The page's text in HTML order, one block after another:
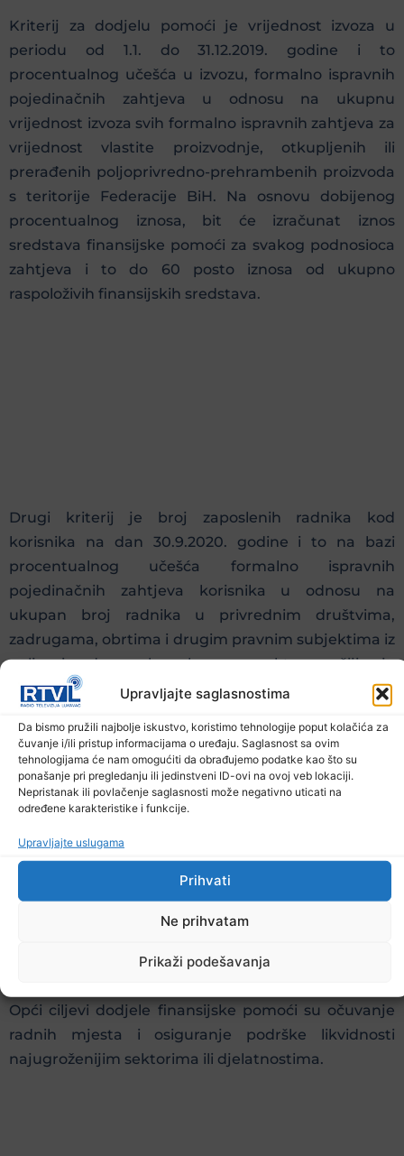
Upravljajte saglasnostima
Da bismo pružili najbolje iskustvo, koristimo tehnologije poput kolačića za
čuvanje i/ili pristup informacijama o uređaju. Saglasnost sa ovim
tehnologijama će nam omogućiti da obrađujemo podatke kao što su
ponašanje pri pregledanju ili jedinstveni ID-ovi na ovoj veb lokaciji.
Nepristanak ili povlačenje saglasnosti može negativno uticati na
određene karakteristike i funkcije.
Upravljajte uslugama
Prihvati
Ne prihvatam
Prikaži podešavanja
Kriterij za dodjelu pomoći je vrijednost izvoza u
periodu od 1.1. do 31.12.2019. godine i to
procentualnog učešća u izvozu, formalno ispravnih
pojedinačnih zahtjeva u odnosu na ukupnu
vrijednost izvoza svih formalno ispravnih zahtjeva za
vrijednost vlastite proizvodnje, otkupljenih ili
prerađenih poljoprivredno-prehrambenih proizvoda
s teritorije Federacije BiH. Na osnovu dobijenog
procentualnog iznosa, bit će izračunat iznos
sredstava finansijske pomoći za svakog podnosioca
zahtjeva i to do 60 posto iznosa od ukupno
raspoloživih finansijskih sredstava.
Drugi kriterij je broj zaposlenih radnika kod
korisnika na dan 30.9.2020. godine i to na bazi
procentualnog učešća formalno ispravnih
pojedinačnih zahtjeva korisnika u odnosu na
ukupan broj radnika u privrednim društvima,
zadrugama, obrtima i drugim pravnim subjektima iz
poljoprivredno-prehrambenog sektora, čiji je
zahtjev formalno ispravan. Na osnovu dobijenog
procentualnog iznosa bit će izračunat iznos
sredstava finansijske pomoći za svakog podnosioca
zahtjeva i to do 40 posto od ukupno raspoloživih
finansijskih sredstava.
Opći ciljevi dodjele finansijske pomoći su očuvanje
radnih mjesta i osiguranje podrške likvidnosti
najugroženijim sektorima ili djelatnostima.